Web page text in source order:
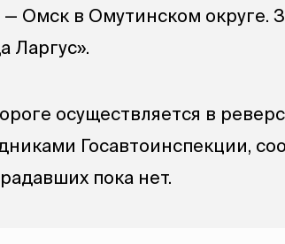
Омск в Омутинском округе.
Ларгус».
осуществляется в
Госавтоинспекции,
пока нет.